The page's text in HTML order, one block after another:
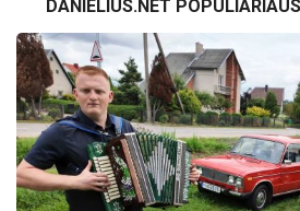
DANIELIUS.NET POPULIARIAUSI